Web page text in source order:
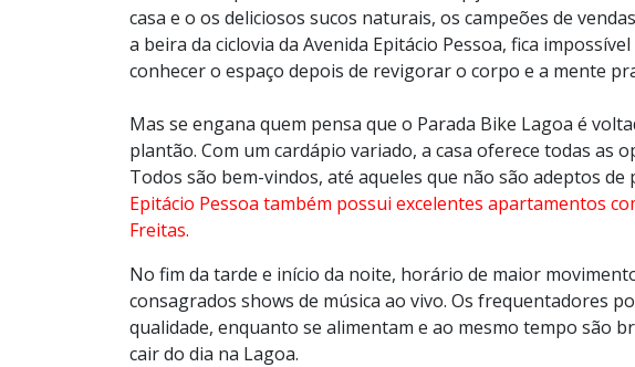
casa e o os deliciosos sucos naturais, os campeões de
a beira da ciclovia da Avenida Epitácio Pessoa, fica
conhecer o espaço depois de revigorar o corpo e a mente
Mas se engana quem pensa que o Parada Bike Lagoa é
plantão. Com um cardápio variado, a casa oferece todas as
Todos são bem-vindos, até aqueles que não são adeptos de
Epitácio Pessoa também possui excelentes apartamentos
Freitas.
No fim da tarde e início da noite, horário de maior
consagrados shows de música ao vivo. Os frequentadores
qualidade, enquanto se alimentam e ao mesmo tempo são
cair do dia na Lagoa.